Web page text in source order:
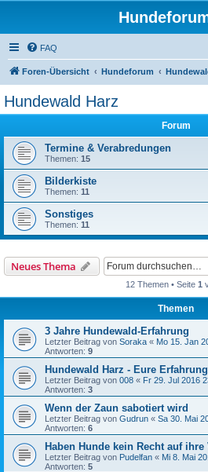
FAQ
Foren-Übersicht Hundeforum
Hundewald Harz
Forum
Termine & Verabredungen
Themen: 15
Bilderkiste
Themen: 11
Sonstiges
Themen: 11
Neues Thema
12 Themen • Seite 1
Themen
3 Jahre Hundewald-Erfahrung
Letzter Beitrag von Soraka « Mo 15. Jan
Antworten: 9
Hundewald Harz - Eure
Letzter Beitrag von 008 « Fr 29. Jul 2016
Antworten: 3
Wenn der Zaun sabotiert wird
Letzter Beitrag von Gudrun « Sa 30. Mai
Antworten: 6
Haben Hunde kein Recht auf
Letzter Beitrag von Pudelfan « Mi 8. Mai
Antworten: 5